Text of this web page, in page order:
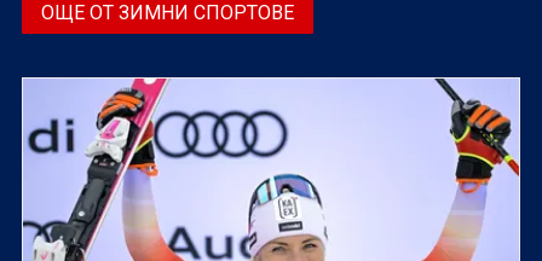
ОЩЕ ОТ ЗИМНИ СПОРТОВЕ